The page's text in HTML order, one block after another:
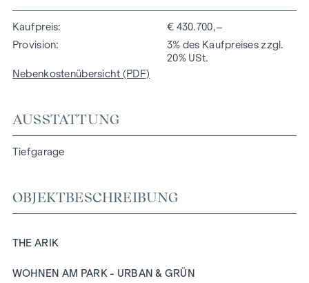
Kaufpreis
€ 430.700,–
Provision
3% des Kaufpreises zzgl.
20% USt.
Nebenkostenübersicht (PDF)
AUSSTATTUNG
Tiefgarage
OBJEKTBESCHREIBUNG
THE ARIK
WOHNEN AM PARK - URBAN & GRÜN